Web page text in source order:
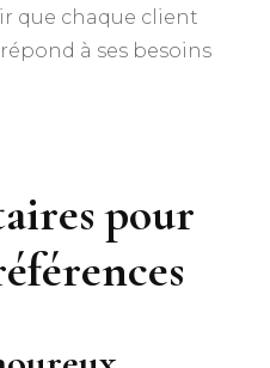
que chaque client
à ses besoins
pour